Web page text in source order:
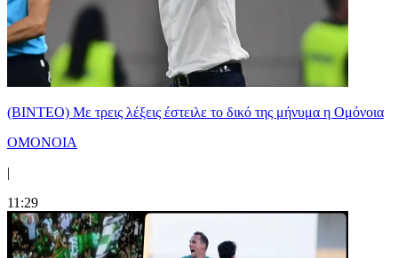
(ΒΙΝΤΕΟ) Με τρεις λέξεις έστειλε το δικό της μήνυμα η Ομόνοια
ΟΜΟΝΟΙΑ
|
11:29